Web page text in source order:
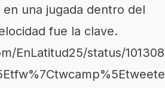
una jugada dentro del
fue la clave.
EnLatitud25/status/